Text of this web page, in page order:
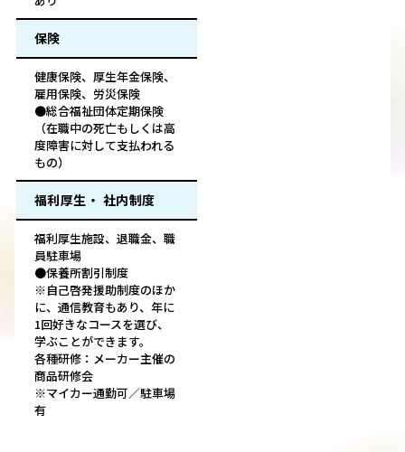
保険
健康保険、厚生年金保険、
雇用保険、労災保険
●総合福祉団体定期保険
（在職中の死亡もしくは高
度障害に対して支払われる
もの）
福利厚生・ 社内制度
福利厚生施設、退職金、職
員駐車場
●保養所割引制度
※自己啓発援助制度のほか
に、通信教育もあり、年に
1回好きなコースを選び、
学ぶことができます。
各種研修：メーカー主催の
商品研修会
※マイカー通勤可／駐車場
有